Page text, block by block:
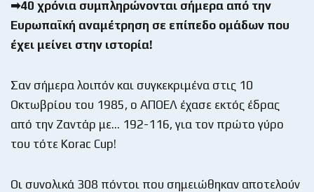
➡40 χρόνια συμπληρώνονται σήμερα από την
Ευρωπαϊκή αναμέτρηση σε επίπεδο ομάδων που
έχει μείνει στην ιστορία!
Σαν σήμερα λοιπόν και συγκεκριμένα στις 10
Οκτωβρίου του 1985, ο ΑΠΟΕΛ έχασε εκτός έδρας
από την Ζαντάρ με… 192-116, για τον πρώτο γύρο
του τότε Korac Cup!
Οι συνολικά 308 πόντοι που σημειώθηκαν αποτελούν